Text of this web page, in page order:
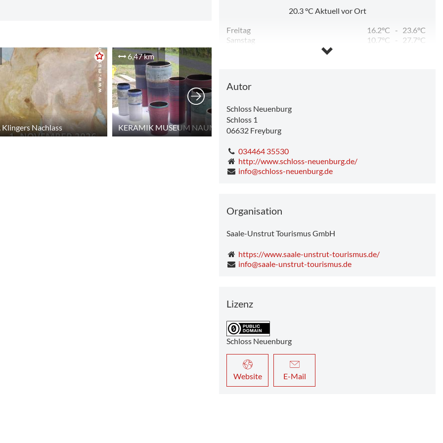
Klingers Nachlass
6,47 km
KERAMIK MUSEUM NAUMBURG
20.3°C Aktuell vor Ort
Freitag 16.2°C - 23.6°C
Samstag
10.7°C -
27.7°C
Autor
Schloss Neuenburg
Schloss 1
06632 Freyburg
034464 35530
http://www.schloss-neuenburg.de/
info@schloss-neuenburg.de
Organisation
Saale-Unstrut Tourismus GmbH
https://www.saale-unstrut-tourismus.de/
info@saale-unstrut-tourismus.de
Lizenz
Schloss Neuenburg
Website E-Mail